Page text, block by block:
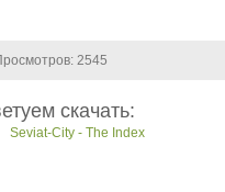
2545
скачать:
Seviat-City - The Index